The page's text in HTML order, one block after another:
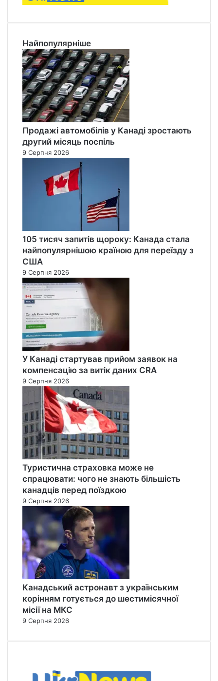
Найпопулярніше
Продажі автомобілів у Канаді зростають
другий місяць поспіль
9 Серпня 2026
105 тисяч запитів щороку: Канада стала
найпопулярнішою країною для переїзду з
США
9 Серпня 2026
У Канаді стартував прийом заявок на
компенсацію за витік даних CRA
9 Серпня 2026
Туристична страховка може не
спрацювати: чого не знають більшість
канадців перед поїздкою
9 Серпня 2026
Канадський астронавт з українським
корінням готується до шестимісячної
місії на МКС
9 Серпня 2026